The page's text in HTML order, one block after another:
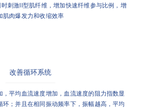
刺激II型肌纤维，增加快速纤维参与比例，增
肌肉爆发力和收缩效率
改善循环系统
平均血流速度增加，血流速度的阻力指数显
；并且在相同振动频率下，振幅越高，平均